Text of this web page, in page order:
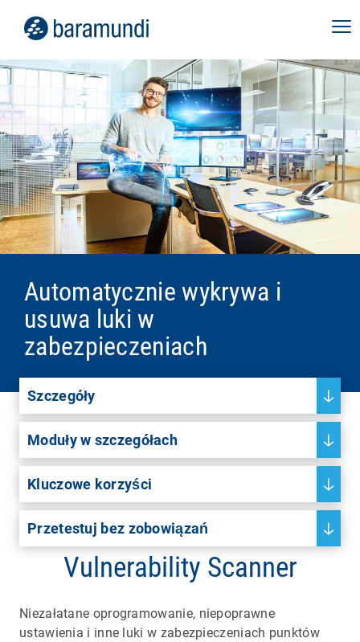
Automatycznie wykrywa i
usuwa luki w
zabezpieczeniach
Szczegóły
Moduły w szczegółach
Kluczowe korzyści
Przetestuj bez zobowiązań
Vulnerability Scanner
Niezałatane oprogramowanie, niepoprawne
ustawienia i inne luki w zabezpieczeniach punktów